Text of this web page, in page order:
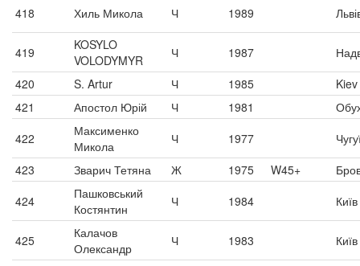
418 Хиль Микола Ч 1989
419
KOSYLO
VOLODYMYR
Ч 1987
420
S. Artur Ч 1985
Kiev
421
Апостол Юрій Ч 1981
422
Максименко
Микола
Ч 1977
423
Зварич Тетяна Ж 1975 W45+
424
Пашковський
Костянтин
Ч 1984 Київ
425
Калачов
Олександр
Ч 1983
Київ